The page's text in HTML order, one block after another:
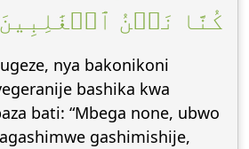
كُنَّا نَحۡنُ ٱلۡغَٰلِبِينَ
nya bakonikoni
bashika kwa
bati: “Mbega none, ubwo
gashimishije,